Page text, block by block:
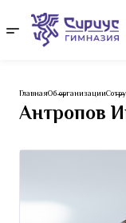
Антропов
ГлавнаяОб организации